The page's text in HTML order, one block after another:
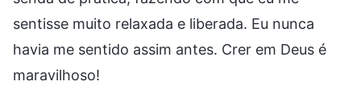
sentisse muito relaxada e liberada. Eu nunca
havia me sentido assim antes. Crer em Deus é
maravilhoso!